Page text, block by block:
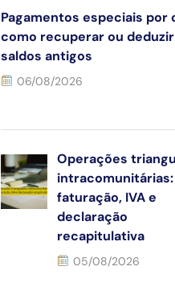
Pagamentos especiais por
como recuperar ou deduzir
saldos antigos
06/08/2026
Operações
intracomunitárias:
faturação, IVA e
declaração
recapitulativa
05/08/2026